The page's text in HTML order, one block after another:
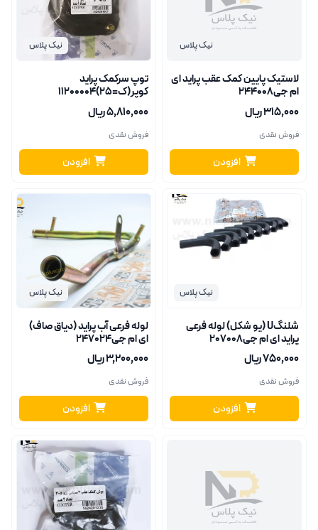
نیک پلاس
لاستیک پایین کمک عقب پراید ای
ام جی244008
۳۱۵٬۰۰۰ ریال
فروش نقدی
افزودن
نیک پلاس
توپ سرکمک پراید
کوپر(ک=25)11200004
۵٬۸۱۰٬۰۰۰ ریال
فروش نقدی
افزودن
نیک پلاس
شلنگU (یو شکل) لوله فرعی
پراید ای ام جی207008
۷۵۰٬۰۰۰ ریال
فروش نقدی
افزودن
نیک پلاس
لوله فرعی آب پراید (دیاق صاف)
ای ام جی247024
۳٬۲۰۰٬۰۰۰ ریال
فروش نقدی
افزودن